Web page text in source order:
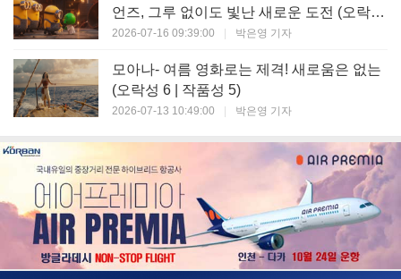
언즈, 그루 없이도 빛난 새로운 도전 (오락성
7 | 작품성 6)
2026-07-16 09:39:00 박은영 기자
모아나- 여름 영화로는 제격! 새로움은 없는
(오락성 6 | 작품성 5)
2026-07-13 10:49:00 박은영 기자